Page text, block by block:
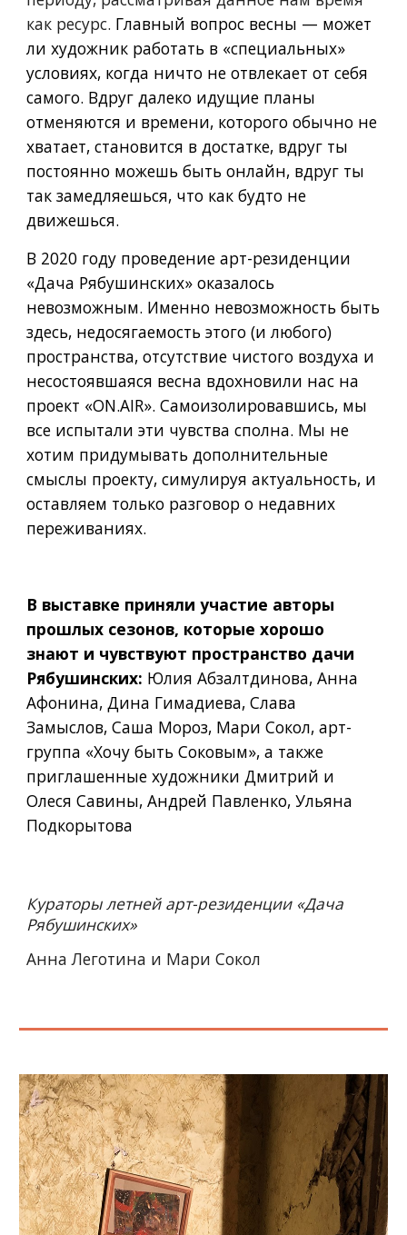
как ресурс. Главный вопрос весны — может
ли художник работать в «специальных»
условиях, когда ничто не отвлекает от себя
самого. Вдруг далеко идущие планы
отменяются и времени, которого обычно не
хватает, становится в достатке, вдруг ты
постоянно можешь быть онлайн, вдруг ты
так замедляешься, что как будто не
движешься.
В 2020 году проведение арт-резиденции
«Дача Рябушинских» оказалось
невозможным. Именно невозможность быть
здесь, недосягаемость этого (и любого)
пространства, отсутствие чистого воздуха и
несостоявшаяся весна вдохновили нас на
проект «ON.AIR». Самоизолировавшись, мы
все испытали эти чувства сполна. Мы не
хотим придумывать дополнительные
смыслы проекту, симулируя актуальность, и
оставляем только разговор о недавних
переживаниях.
В выставке приняли участие авторы
прошлых сезонов, которые хорошо
знают и чувствуют пространство дачи
Рябушинских: Юлия Абзалтдинова, Анна
Афонина, Дина Гимадиева, Слава
Замыслов, Саша Мороз, Мари Сокол, арт-
группа «Хочу быть Соковым», а также
приглашенные художники Дмитрий и
Олеся Савины, Андрей Павленко, Ульяна
Подкорытова
Кураторы летней арт-резиденции «Дача
Рябушинских»
Анна Леготина и Мари Сокол